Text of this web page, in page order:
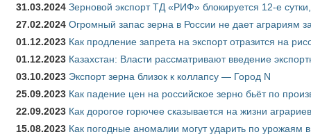
31.03.2024 Зерновой экспорт ТД «РИФ» блокируется 12-е
27.02.2024 Огромный запас зерна в России не дает аграриям
01.12.2023 Как продление запрета на экспорт отразится на
01.12.2023 Казахстан: Власти рассматривают введение
03.10.2023 Экспорт зерна близок к коллапсу — Город N
25.09.2023 Как падение цен на российское зерно бьёт по
22.09.2023 Как дорогое горючее сказывается на жизни аграриев
15.08.2023 Как погодные аномалии могут ударить по урожаям